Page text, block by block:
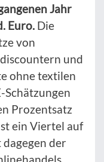
Jahr
Euro. Die
von
und
ohne textilen
Schätzungen
Prozentsatz
ein Viertel auf
der